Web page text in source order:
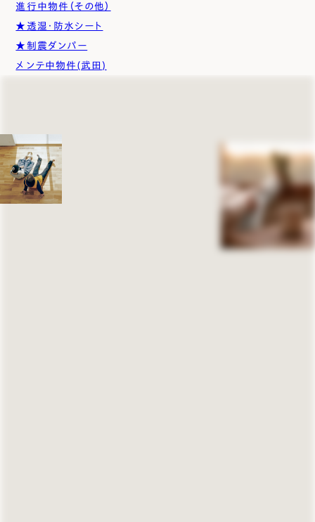
進行中物件（その他）
★透湿・防水シート
★制震ダンパー
メンテ中物件(武田)